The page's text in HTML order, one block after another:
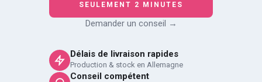
SEULEMENT 2 MINUTES
Demander un conseil →
Délais de livraison rapides
Production & stock en Allemagne
Conseil compétent